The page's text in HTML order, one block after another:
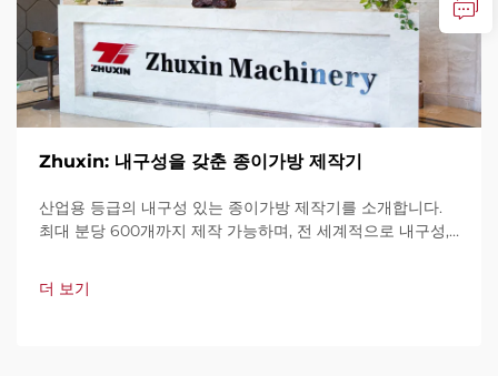
Zhuxin: 내구성을 갖춘 종이가방 제작기
산업용 등급의 내구성 있는 종이가방 제작기를 소개합니다.
최대 분당 600개까지 제작 가능하며, 전 세계적으로 내구성,
가 지원과 빠른 서비스를 제공합니다. 견적 요청을 지금 해보
세요.
더 보기